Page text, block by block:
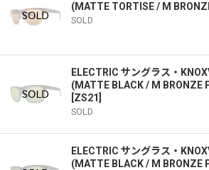
(MATTE TORTISE / M
SOLD
ELECTRIC サングラス・
(MATTE BLACK / M BRONZE
ZS21
SOLD
ELECTRIC サングラス・
(MATTE BLACK / M BRONZE